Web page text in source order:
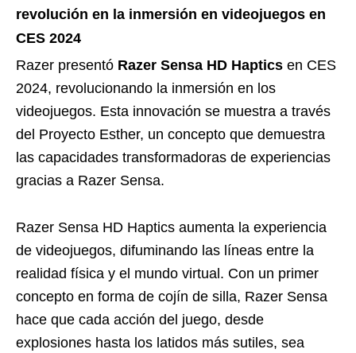
revolución en la inmersión en videojuegos en
CES 2024
Razer presentó Razer Sensa HD Haptics en CES
2024, revolucionando la inmersión en los
videojuegos. Esta innovación se muestra a través
del Proyecto Esther, un concepto que demuestra
las capacidades transformadoras de experiencias
gracias a Razer Sensa.
Razer Sensa HD Haptics aumenta la experiencia
de videojuegos, difuminando las líneas entre la
realidad física y el mundo virtual. Con un primer
concepto en forma de cojín de silla, Razer Sensa
hace que cada acción del juego, desde
explosiones hasta los latidos más sutiles, sea